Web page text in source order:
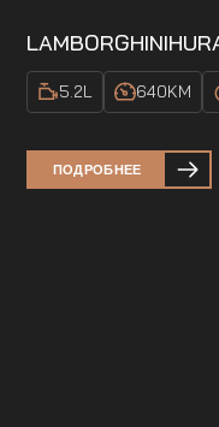
LAMBORGHINI
5.2L 640KM
ПОДРОБНЕЕ